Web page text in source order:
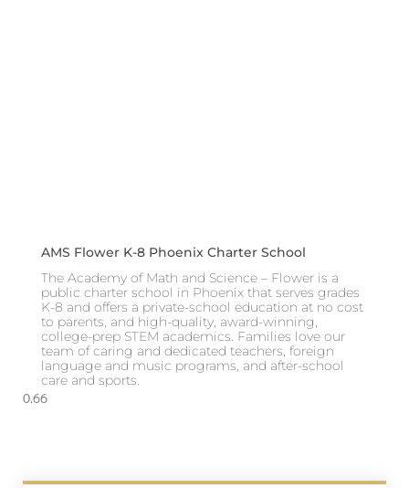
AMS Flower K-8 Phoenix Charter School
The Academy of Math and Science – Flower is a
public charter school in Phoenix that serves grades
K-8 and offers a private-school education at no cost
to parents, and high-quality, award-winning,
college-prep STEM academics. Families love our
team of caring and dedicated teachers, foreign
language and music programs, and after-school
care and sports.